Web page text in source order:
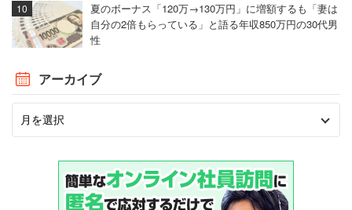
夏のボーナス「120万→130万円」に増額するも「妻は
自分の2倍もらっている」と語る年収850万円の30代男
性
アーカイブ